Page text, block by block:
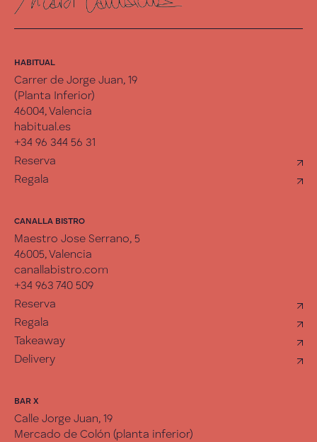
HABITUAL
Carrer de Jorge Juan, 19
(Planta Inferior)
46004, Valencia
habitual.es
+34 96 344 56 31
Reserva
Regala
CANALLA BISTRO
Maestro Jose Serrano, 5
46005, Valencia
canallabistro.com
+34 963 740 509
Reserva
Regala
Takeaway
Delivery
BAR X
Calle Jorge Juan, 19
Mercado de Colón (planta inferior)